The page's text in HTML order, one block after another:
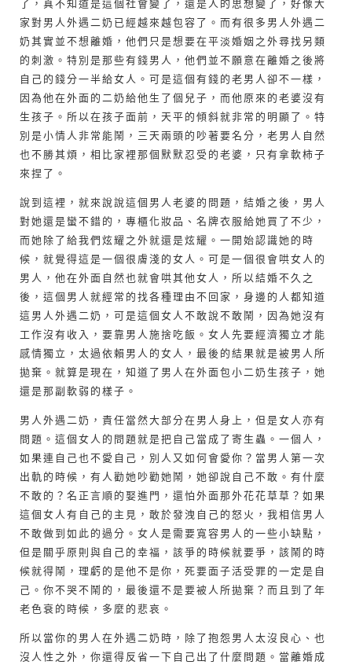
了，真不知道是這個社會變了，還是人的思想變了，好像大
家對男人外遇二奶已經越來越包容了。而有很多男人外遇二
奶其實並不想離婚，他們只是想要在平淡婚姻之外尋找另類
的刺激。特別是那些有錢男人，他們並不願意在離婚之後將
自己的錢分一半給女人。可是這個有錢的老男人卻不一樣，
因為他在外面的二奶給他生了個兒子，而他原來的老婆沒有
生孩子。所以在孩子面前，天平的傾斜就非常的明顯了。特
別是小情人非常能鬧，三天兩頭的吵著要名分，老男人自然
也不勝其煩，相比家裡那個默默忍受的老婆，只有拿軟柿子
來捏了。
說到這裡，就來說說這個男人老婆的問題，結婚之後，男人
對她還是蠻不錯的，專櫃化妝品、名牌衣服給她買了不少，
而她除了給我們炫耀之外就還是炫耀。一開始認識她的時
候，就覺得這是一個很膚淺的女人。可是一個很會哄女人的
男人，他在外面自然也就會哄其他女人，所以結婚不久之
後，這個男人就經常的找各種理由不回家，身邊的人都知道
這男人外遇二奶，可是這個女人不敢說不敢鬧，因為她沒有
工作沒有收入，要靠男人施捨吃飯。女人先要經濟獨立才能
感情獨立，太過依賴男人的女人，最後的結果就是被男人所
拋棄。就算是現在，知道了男人在外面包小二奶生孩子，她
還是那副軟弱的樣子。
男人外遇二奶，責任當然大部分在男人身上，但是女人亦有
問題。這個女人的問題就是把自己當成了寄生蟲。一個人，
如果連自己也不愛自己，別人又如何會愛你？當男人第一次
出軌的時候，有人勸她吵勸她鬧，她卻說自己不敢。有什麼
不敢的？名正言順的娶進門，還怕外面那外花花草草？如果
這個女人有自己的主見，敢於發洩自己的怒火，我相信男人
不敢做到如此的過分。女人是需要寬容男人的一些小缺點，
但是關乎原則與自己的幸福，該爭的時候就要爭，該鬧的時
候就得鬧，理虧的是他不是你，死要面子活受罪的一定是自
己。你不哭不鬧的，最後還不是要被人所拋棄？而且到了年
老色衰的時候，多麼的悲哀。
所以當你的男人在外遇二奶時，除了抱怨男人太沒良心、也
沒人性之外，你還得反省一下自己出了什麼問題。當離婚成